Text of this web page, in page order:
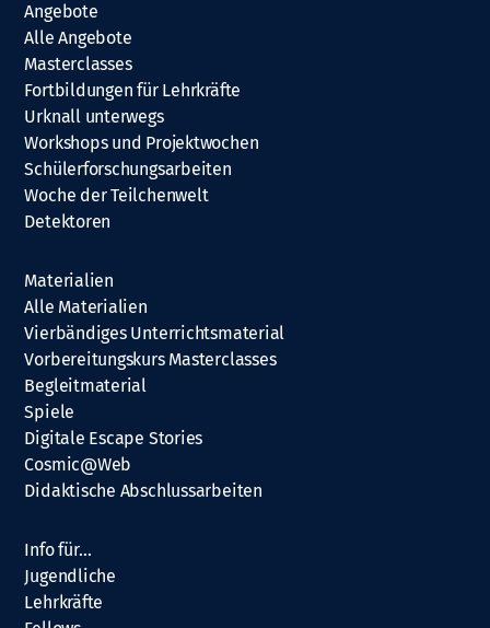
Angebote
Alle Angebote
Masterclasses
Fortbildungen für Lehrkräfte
Urknall unterwegs
Workshops und Projektwochen
Schülerforschungsarbeiten
Woche der Teilchenwelt
Detektoren
Materialien
Alle Materialien
Vierbändiges Unterrichtsmaterial
Vorbereitungskurs Masterclasses
Begleitmaterial
Spiele
Digitale Escape Stories
Cosmic@Web
Didaktische Abschlussarbeiten
Info für…
Jugendliche
Lehrkräfte